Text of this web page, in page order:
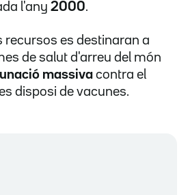
l'any 2000.
recursos es destinaran a
de salut d'arreu del món
massiva contra el
disposi de vacunes.